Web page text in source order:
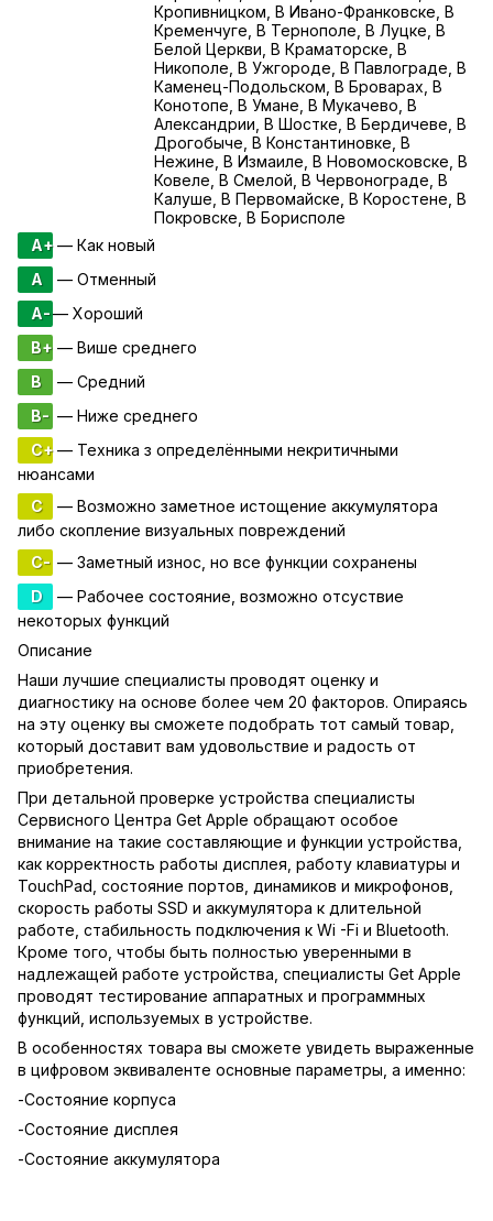
Кропивницком, В Ивано-Франковске, В
Кременчуге, В Тернополе, В Луцке, В
Белой Церкви, В Краматорске, В
Никополе, В Ужгороде, В Павлограде, В
Каменец-Подольском, В Броварах, В
Конотопе, В Умане, В Мукачево, В
Александрии, В Шостке, В Бердичеве, В
Дрогобыче, В Константиновке, В
Нежине, В Измаиле, В Новомосковске, В
Ковеле, В Смелой, В Червонограде, В
Калуше, В Первомайске, В Коростене, В
Покровске, В Борисполе
A+— Как новый
A
— Отменный
A-— Хороший
B+ — Више среднего
B
— Средний
B- — Ниже среднего
C+— Техника з определёнными некритичными
нюансами
C
— Возможно заметное истощение аккумулятора
либо скопление визуальных повреждений
C- — Заметный износ, но все функции сохранены
D
— Рабочее состояние, возможно отсуствие
некоторых функций
Описание
Наши лучшие специалисты проводят оценку и
диагностику на основе более чем 20 факторов. Опираясь
на эту оценку вы сможете подобрать тот самый товар,
который доставит вам удовольствие и радость от
приобретения.
При детальной проверке устройства специалисты
Сервисного Центра Get Apple обращают особое
внимание на такие составляющие и функции устройства,
как корректность работы дисплея, работу клавиатуры и
TouchPad, состояние портов, динамиков и микрофонов,
скорость работы SSD и аккумулятора к длительной
работе, стабильность подключения к Wi -Fi и Bluetooth.
Кроме того, чтобы быть полностью уверенными в
надлежащей работе устройства, специалисты Get Apple
проводят тестирование аппаратных и программных
функций, используемых в устройстве.
В особенностях товара вы сможете увидеть выраженные
в цифровом эквиваленте основные параметры, а именно:
-Состояние корпуса
-Состояние дисплея
-Состояние аккумулятора